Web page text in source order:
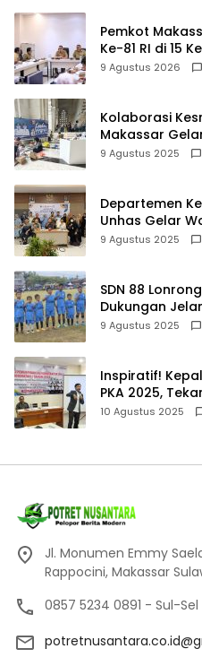
Pemkot
Ke-81 RI di 15
9 Agustus 2026
Kolaborasi
Makassar
Pelajar SMP
9 Agustus 2025
Departemen
Unhas Gelar
untuk Perkuat
9 Agustus 2025
SDN 88
Dukungan
9 Agustus 2025
Inspiratif!
PKA 2025,
dan Akuntabel
10 Agustus 2025
Jl. Monumen Emmy
Rappocini, Makassar
0857 5234 0891 - Sul-